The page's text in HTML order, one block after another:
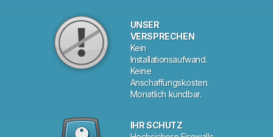
UNSER
VERSPRECHEN
Kein
Installationsaufwand.
Keine
Anschaffungskosten.
Monatlich kündbar.
IHR SCHUTZ